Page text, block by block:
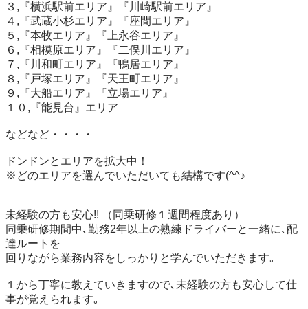
３,『横浜駅前エリア』『川崎駅前エリア』
４,『武蔵小杉エリア』『座間エリア』
５,『本牧エリア』『上永谷エリア』
６,『相模原エリア』『二俣川エリア』
７,『川和町エリア』『鴨居エリア』
８,『戸塚エリア』『天王町エリア』
９,『大船エリア』『立場エリア』
１０,『能見台』エリア
などなど・・・・
ドンドンとエリアを拡大中！
※どのエリアを選んでいただいても結構です(^^♪
未経験の方も安心!! （同乗研修１週間程度あり）
同乗研修期間中､勤務2年以上の熟練ドライバーと一緒に､配
達ルートを
回りながら業務内容をしっかりと学んでいただきます｡
１から丁寧に教えていきますので､未経験の方も安心して仕
事が覚えられます｡